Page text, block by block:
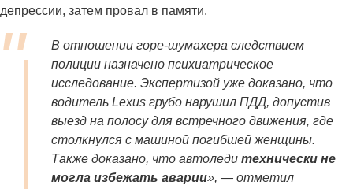
депрессии, затем провал в памяти.
В отношении горе-шумахера следствием
полиции назначено психиатрическое
исследование. Экспертизой уже доказано, что
водитель Lexus грубо нарушил ПДД, допустив
выезд на полосу для встречного движения, где
столкнулся с машиной погибшей женщины.
Также доказано, что автоледи технически не
могла избежать аварии», — отметил